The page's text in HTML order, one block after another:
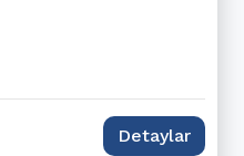
Detaylar